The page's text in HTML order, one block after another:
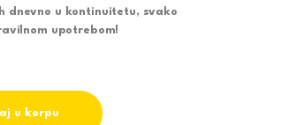
dnevno u kontinuitetu, svako
upotrebom!
WRGB SMD 50W quantity
u korpu